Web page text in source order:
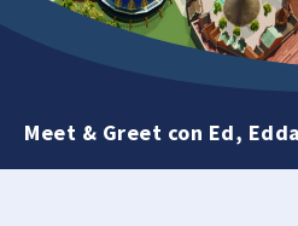
Meet & Greet con Ed,